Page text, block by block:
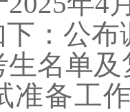
下：公
名单
准备